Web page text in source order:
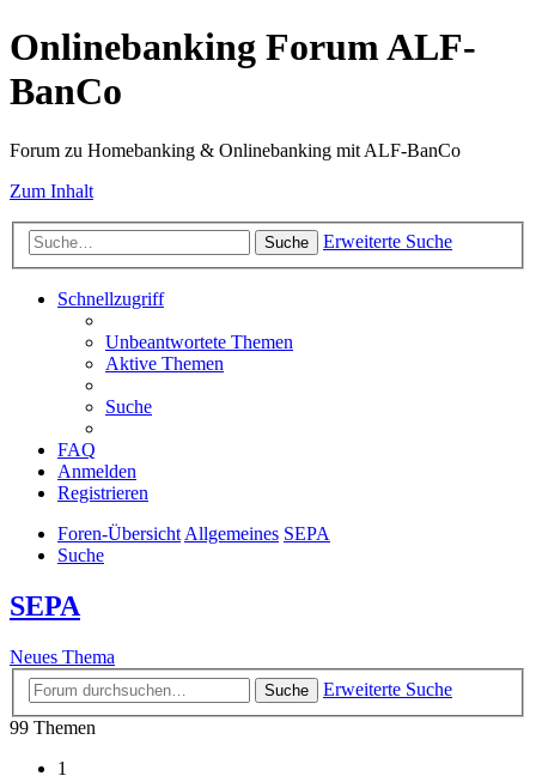
Onlinebanking Forum ALF-
BanCo
Forum zu Homebanking & Onlinebanking mit ALF-BanCo
Zum Inhalt
Suche Erweiterte Suche
Schnellzugriff
Unbeantwortete Themen
Aktive Themen
Suche
FAQ
Anmelden
Registrieren
Foren-ÜbersichtAllgemeines SEPA
Suche
SEPA
Neues Thema
Suche
Erweiterte Suche
99 Themen
1